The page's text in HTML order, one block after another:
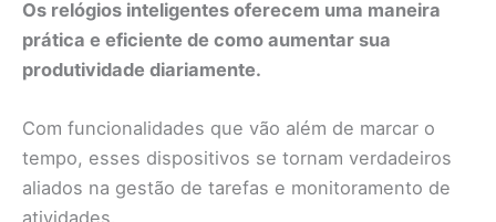
Os relógios inteligentes oferecem uma maneira
prática e eficiente de como aumentar sua
produtividade diariamente.
Com funcionalidades que vão além de marcar o
tempo, esses dispositivos se tornam verdadeiros
aliados na gestão de tarefas e monitoramento de
atividades.